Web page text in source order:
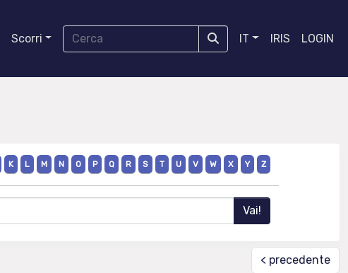
Scorri IT IRIS LOGIN
K L M N O P Q R S T U V W X Y Z
< precedente